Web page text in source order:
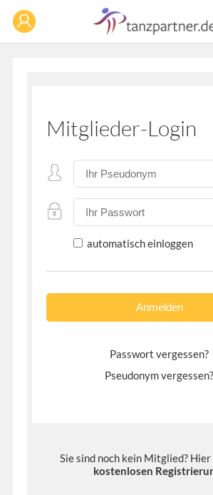
Mitglieder-Login
automatisch einloggen
Passwort vergessen?
Pseudonym vergessen?
Sie sind noch kein Mitglied?
kostenlosen